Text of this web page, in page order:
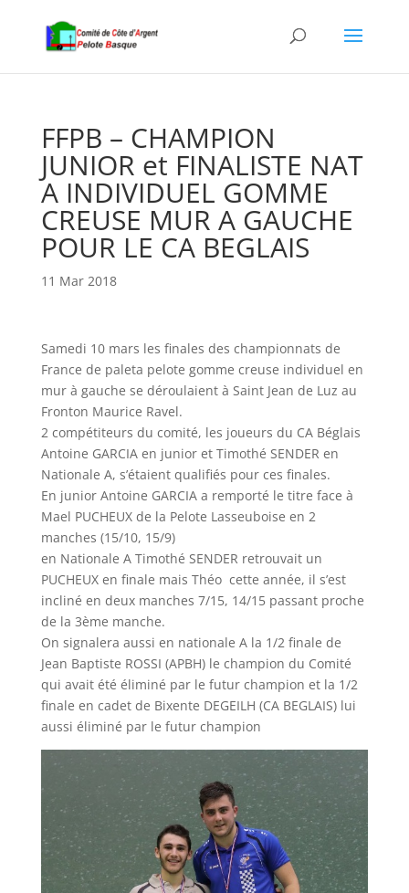
FFPB – CHAMPION
JUNIOR et FINALISTE NAT
A INDIVIDUEL GOMME
CREUSE MUR A GAUCHE
POUR LE CA BEGLAIS
11 Mar 2018
Samedi 10 mars les finales des championnats de
France de paleta pelote gomme creuse individuel en
mur à gauche se déroulaient à Saint Jean de Luz au
Fronton Maurice Ravel.
2 compétiteurs du comité, les joueurs du CA Béglais
Antoine GARCIA en junior et Timothé SENDER en
Nationale A, s’étaient qualifiés pour ces finales.
En junior Antoine GARCIA a remporté le titre face à
Mael PUCHEUX de la Pelote Lasseuboise en 2
manches (15/10, 15/9)
en Nationale A Timothé SENDER retrouvait un
PUCHEUX en finale mais Théo cette année, il s’est
incliné en deux manches 7/15, 14/15 passant proche
de la 3ème manche.
On signalera aussi en nationale A la 1/2 finale de
Jean Baptiste ROSSI (APBH) le champion du Comité
qui avait été éliminé par le futur champion et la 1/2
finale en cadet de Bixente DEGEILH (CA BEGLAIS) lui
aussi éliminé par le futur champion